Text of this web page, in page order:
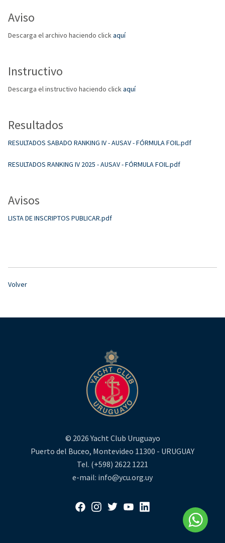
Aviso
Descarga el archivo haciendo clickaquí
Instructivo
Descarga el instructivo haciendo clickaquí
Resultados
RESULTADOS SABADO RANKING IV - AUSAV - FÓRMULA FOIL.pdf
RESULTADOS RANKING IV 2025 - AUSAV - FÓRMULA FOIL.pdf
Avisos
LISTA DE INSCRIPTOS PUBLICAR.pdf
Volver
© 2026 Yacht Club Uruguayo
Puerto del Buceo, Montevideo 11300 - URUGUAY
Tel. (+598) 2622 1221
e-mail: info@ycu.org.uy